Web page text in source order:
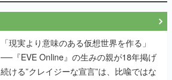
「現実より意味のある仮想世界を作る」
──『EVE Online』の生みの親が18年掲げ
続ける”クレイジーな宣言”は、比喩ではな